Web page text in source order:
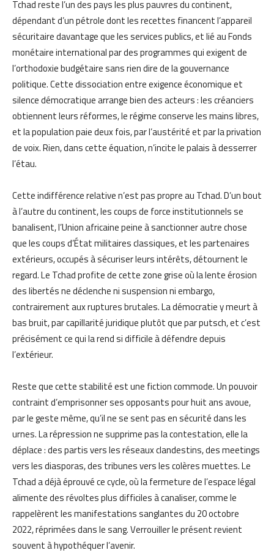
Tchad reste l’un des pays les plus pauvres du continent,
dépendant d’un pétrole dont les recettes financent l’appareil
sécuritaire davantage que les services publics, et lié au Fonds
monétaire international par des programmes qui exigent de
l’orthodoxie budgétaire sans rien dire de la gouvernance
politique. Cette dissociation entre exigence économique et
silence démocratique arrange bien des acteurs : les créanciers
obtiennent leurs réformes, le régime conserve les mains libres,
et la population paie deux fois, par l’austérité et par la privation
de voix. Rien, dans cette équation, n’incite le palais à desserrer
l’étau.
Cette indifférence relative n’est pas propre au Tchad. D’un bout
à l’autre du continent, les coups de force institutionnels se
banalisent, l’Union africaine peine à sanctionner autre chose
que les coups d’État militaires classiques, et les partenaires
extérieurs, occupés à sécuriser leurs intérêts, détournent le
regard. Le Tchad profite de cette zone grise où la lente érosion
des libertés ne déclenche ni suspension ni embargo,
contrairement aux ruptures brutales. La démocratie y meurt à
bas bruit, par capillarité juridique plutôt que par putsch, et c’est
précisément ce qui la rend si difficile à défendre depuis
l’extérieur.
Reste que cette stabilité est une fiction commode. Un pouvoir
contraint d’emprisonner ses opposants pour huit ans avoue,
par le geste même, qu’il ne se sent pas en sécurité dans les
urnes. La répression ne supprime pas la contestation, elle la
déplace : des partis vers les réseaux clandestins, des meetings
vers les diasporas, des tribunes vers les colères muettes. Le
Tchad a déjà éprouvé ce cycle, où la fermeture de l’espace légal
alimente des révoltes plus difficiles à canaliser, comme le
rappelèrent les manifestations sanglantes du 20 octobre
2022, réprimées dans le sang. Verrouiller le présent revient
souvent à hypothéquer l’avenir.